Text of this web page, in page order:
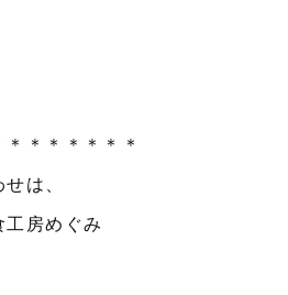
＊＊＊＊＊＊
は、
工房めぐみ